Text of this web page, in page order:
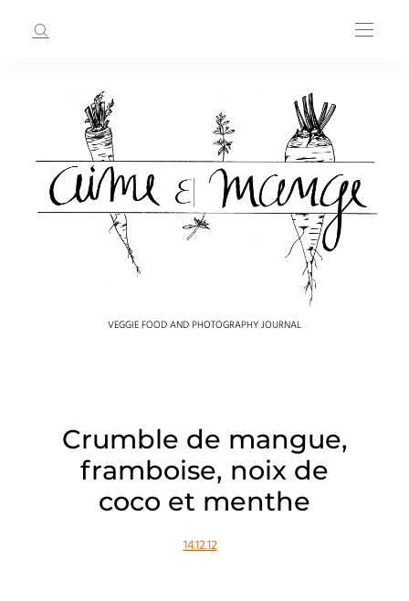
VEGGIE FOOD AND PHOTOGRAPHY JOURNAL
Crumble de mangue,
framboise, noix de
coco et menthe
14.12.12